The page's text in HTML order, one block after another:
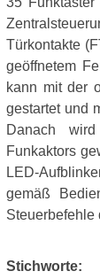
Türkontakte
geöffnetem
kann mit der
gestartet und
Danach
Funkaktors
LED-
gemäß
Steuerbefehle
Stichworte: